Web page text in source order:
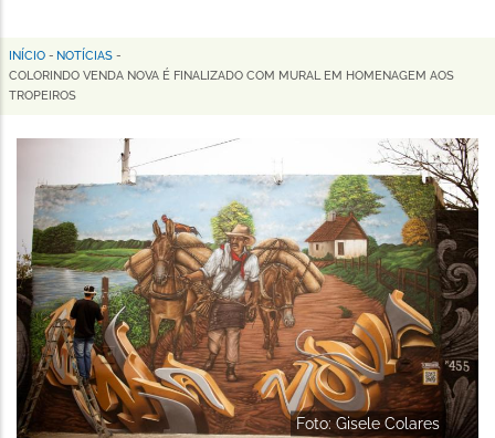
Horizonte
Trilha
de
navegação
INÍCIO - NOTÍCIAS -
COLORINDO VENDA NOVA É FINALIZADO COM MURAL EM HOMENAGEM AOS
TROPEIROS
Foto: Gisele Colares